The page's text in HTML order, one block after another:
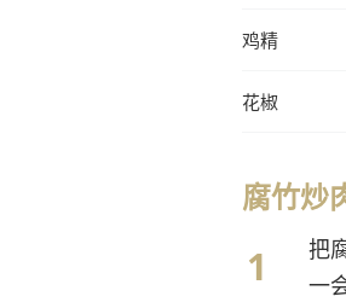
鸡精
花椒
腐竹炒
把
一